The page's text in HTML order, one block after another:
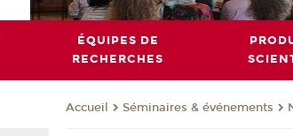
ÉQUIPES DE
RECHERCHES
Accueil Séminaires & événements